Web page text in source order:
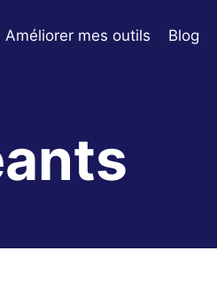
Améliorer mes outils Blog